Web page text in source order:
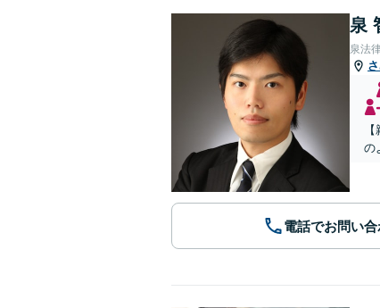
泉
泉法
の
電話でお問い